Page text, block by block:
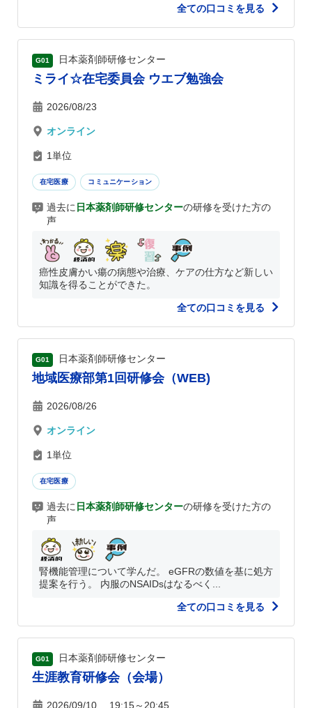
全ての口コミを見る
G01 日本薬剤師研修センター
ミライ☆在宅委員会 ウエブ勉強会
2026/08/23
オンライン
1単位
在宅医療 コミュニケーション
過去に 日本薬剤師研修センターの研修を受けた方の
声
癌性皮膚かい瘍の病態や治療、ケアの仕方など新しい
知識を得ることができた。
全ての口コミを見る
G01 日本薬剤師研修センター
地域医療部第1回研修会（WEB)
2026/08/26
オンライン
1単位
在宅医療
過去に 日本薬剤師研修センターの研修を受けた方の
声
腎機能管理について学んだ。 eGFRの数値を基に処方
提案を行う。 内服のNSAIDsはなるべく...
全ての口コミを見る
G01 日本薬剤師研修センター
生涯教育研修会（会場）
2026/09/10 19:15～20:45